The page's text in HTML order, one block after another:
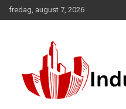
Skip
to
fredag, august 7, 2026